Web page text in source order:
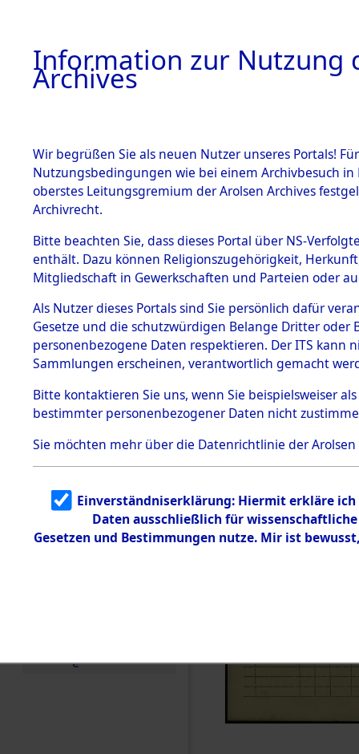
BESTÄNDE
1.
mente
5. Verschiedenes
5.3
Todesmärsche
5.3.1 Alliierte
Erhebungen
zu
Todesmärsch
en
5.3.2
Identifizierun
g
5.3.3
Todesmärsch
e
Information zur Nutzung
Archives
Wir begrüßen Sie als neuen Nutzer unseres Portals!
Nutzungsbedingungen wie bei einem Archivbesuch
oberstes Leitungsgremium der Arolsen Archives
Archivrecht.
Bitte beachten Sie, dass dieses Portal über NS-
enthält. Dazu können Religionszugehörigkeit,
Mitgliedschaft in Gewerkschaften und Parteien oder
Als Nutzer dieses Portals sind Sie persönlich dafür
Gesetze und die schutzwürdigen Belange Dritter
personenbezogene Daten respektieren. Der ITS
Sammlungen erscheinen, verantwortlich gemacht
Bitte kontaktieren Sie uns, wenn Sie beispielsweiser
bestimmter personenbezogener Daten nicht
Sie möchten mehr über die Datenrichtlinie der Arolsen
Einverständniserklärung: Hiermit erkläre
Daten ausschließlich für
Gesetzen und Bestimmungen nutze. Mir ist